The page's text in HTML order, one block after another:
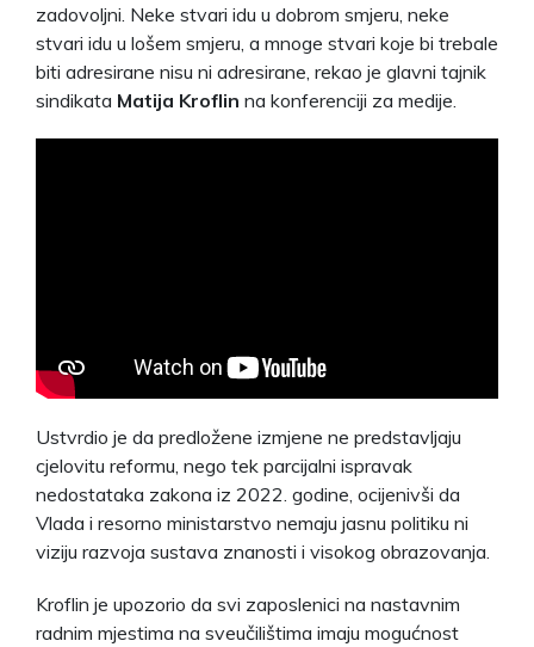
zadovoljni. Neke stvari idu u dobrom smjeru, neke
stvari idu u lošem smjeru, a mnoge stvari koje bi trebale
biti adresirane nisu ni adresirane, rekao je glavni tajnik
sindikata Matija Kroflin na konferenciji za medije.
Ustvrdio je da predložene izmjene ne predstavljaju
cjelovitu reformu, nego tek parcijalni ispravak
nedostataka zakona iz 2022. godine, ocijenivši da
Vlada i resorno ministarstvo nemaju jasnu politiku ni
viziju razvoja sustava znanosti i visokog obrazovanja.
Kroflin je upozorio da svi zaposlenici na nastavnim
radnim mjestima na sveučilištima imaju mogućnost